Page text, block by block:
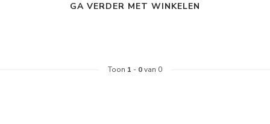
GA VERDER MET WINKELEN
Toon 1 - 0van 0